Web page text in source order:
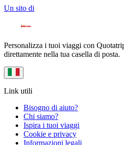
Un sito di
Personalizza i tuoi viaggi con
direttamente nella tua casella di posta.
Link utili
Bisogno di aiuto?
Chi siamo?
Ispira i tuoi viaggi
Cookie e privacy
Informazioni legali